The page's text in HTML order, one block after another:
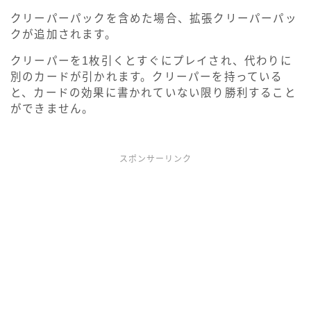
クリーパーパックを含めた場合、拡張クリーパーパッ
クが追加されます。
クリーパーを1枚引くとすぐにプレイされ、代わりに
別のカードが引かれます。クリーパーを持っている
と、カードの効果に書かれていない限り勝利すること
ができません。
スポンサーリンク